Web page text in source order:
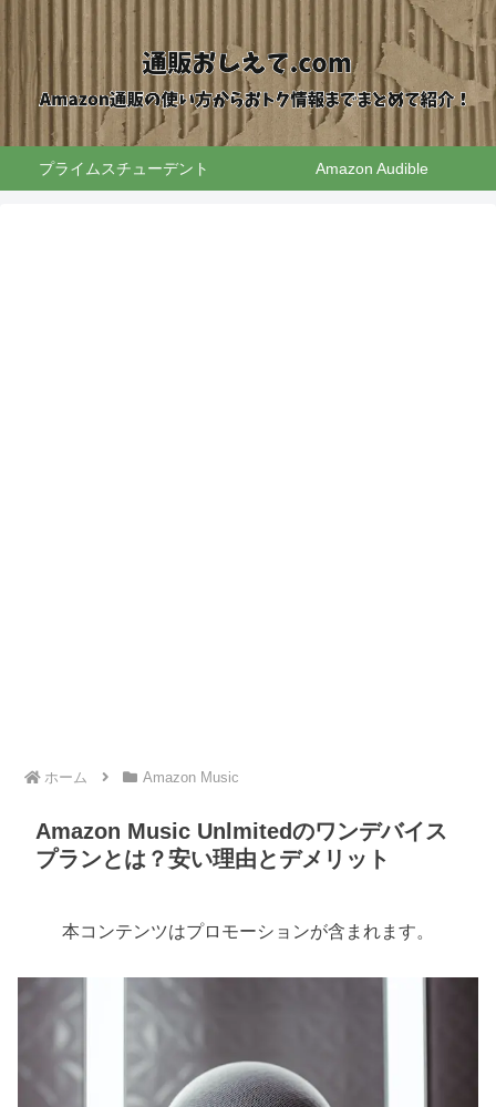
プライムスチューデント Amazon Audible
ホーム Amazon Music
Amazon Music Unlmitedのワンデバイス
プランとは？安い理由とデメリット
本コンテンツはプロモーションが含まれます。